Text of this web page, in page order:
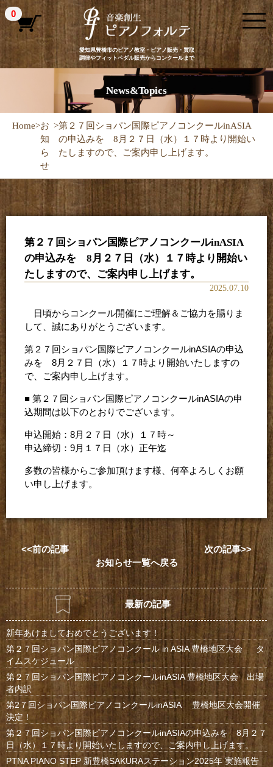
愛知県豊橋市のピアノ教室・ピアノ販売・買取
調律やフィットペダル販売からコンクールまで
0
News&Topics
Home>お
知
ら
せ
>第２７回ショパン国際ピアノコンクールinASIA
の申込みを 8月２７日（水）１７時より開始い
たしますので、ご案内申し上げます。
第２７回ショパン国際ピアノコンクールinASIA
の申込みを 8月２７日（水）１７時より開始い
たしますので、ご案内申し上げます。
2025.07.10
日頃からコンクール開催にご理解＆ご協力を賜りま
して、誠にありがとうございます。
第２７回ショパン国際ピアノコンクールinASIAの申込
みを 8月２７日（水）１７時より開始いたしますの
で、ご案内申し上げます。
■ 第２７回ショパン国際ピアノコンクールinASIAの申
込期間は以下のとおりでございます。
申込開始：8月２７日（水）１７時～
申込締切：9月１７日（水）正午迄
多数の皆様からご参加頂けます様、何卒よろしくお願
い申し上げます。
次の記事>>
<<前の記事
お知らせ一覧へ戻る
最新の記事
新年あけましておめでとうございます！
第２７回ショパン国際ピアノコンクール in ASIA 豊橋地区大会 タ
イムスケジュール
第２７回ショパン国際ピアノコンクールinASIA 豊橋地区大会 出場
者内訳
第2７回ショパン国際ピアノコンクールinASIA 豊橋地区大会開催
決定！
第２７回ショパン国際ピアノコンクールinASIAの申込みを 8月２７
日（水）１７時より開始いたしますので、ご案内申し上げます。
PTNA PIANO STEP 新豊橋SAKURAステーション2025年 実施報告